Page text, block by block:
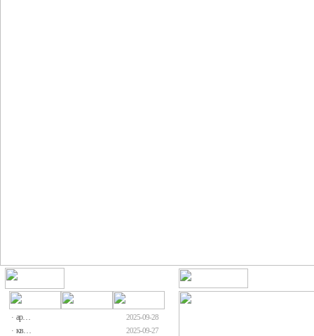
· ар… 2025-09-28
· кв… 2025-09-27